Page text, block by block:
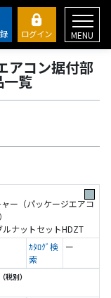
ログイン MENU
アコン据付部
一覧
ー（パッケージエアコ
ルナットセットHDZT
ｶﾀﾛｸﾞ検
索
ー